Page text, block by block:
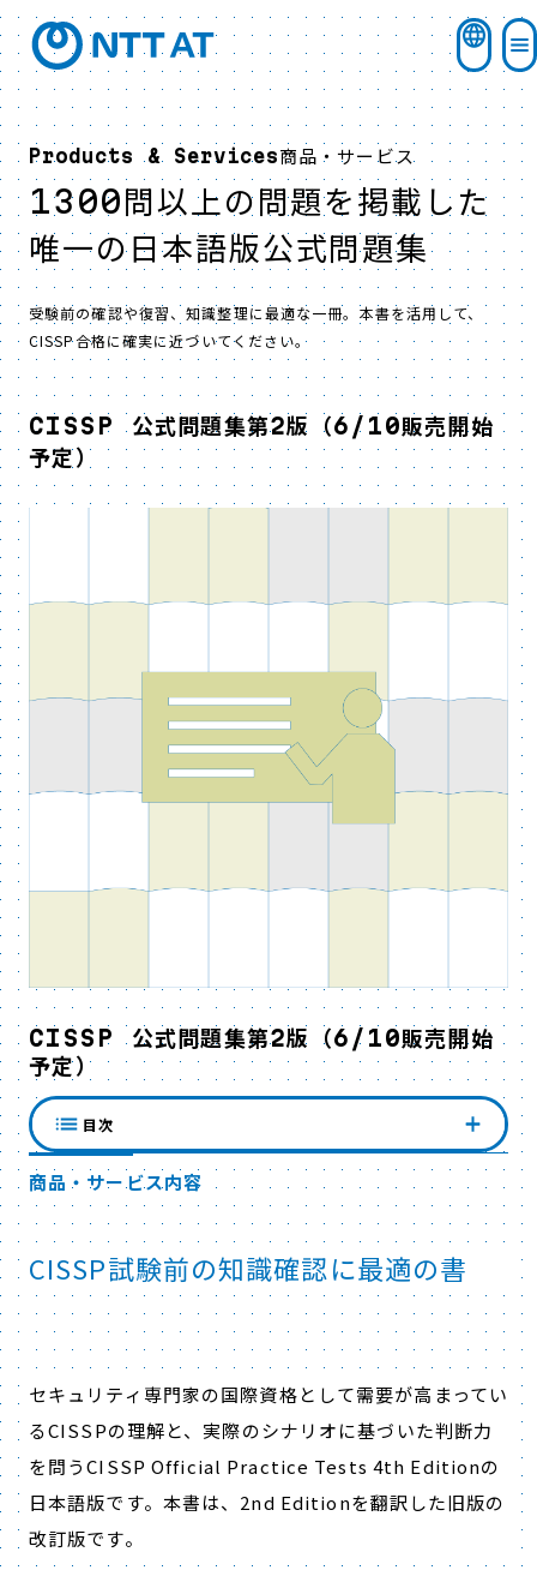
Products & Services商品・サービス
1300問以上の問題を掲載した
唯一の日本語版公式問題集
受験前の確認や復習、知識整理に最適な一冊。本書を活用して、
CISSP合格に確実に近づいてください。
CISSP 公式問題集第2版（6/10販売開始
予定）
CISSP 公式問題集第2版（6/10販売開始
予定）
商品・サービス内容
CISSP試験前の知識確認に最適の書
セキュリティ専門家の国際資格として需要が高まってい
るCISSPの理解と、実際のシナリオに基づいた判断力
を問うCISSP Official Practice Tests 4th Editionの
日本語版です。本書は、2nd Editionを翻訳した旧版の
改訂版です。
目次